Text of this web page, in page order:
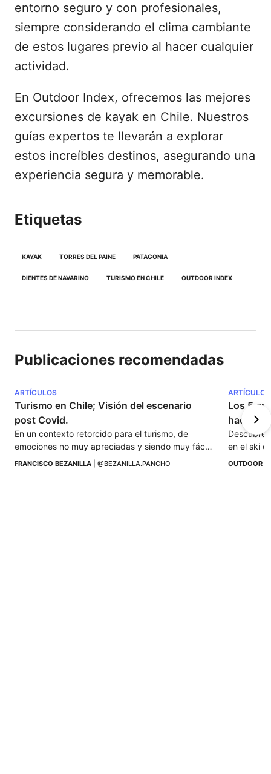
entorno seguro y con profesionales,
siempre considerando el clima cambiante
de estos lugares previo al hacer cualquier
actividad.
En Outdoor Index, ofrecemos las mejores
excursiones de kayak en Chile. Nuestros
guías expertos te llevarán a explorar
estos increíbles destinos, asegurando una
experiencia segura y memorable.
Etiquetas
KAYAK TORRES DEL PAINE PATAGONIA
DIENTES DE NAVARINO TURISMO EN CHILE OUTDOOR INDEX
Publicaciones recomendadas
ARTÍCULOS
Turismo en Chile; Visión del escenario
post Covid.
En un contexto retorcido para el turismo, de
emociones no muy apreciadas y siendo muy fácil
caer un pesimismo improductivo y finalmente
FRANCISCO BEZANILLA @BEZANILLA.PANCHO
ARTÍCULOS
Los 5
hacen
Descubre
en el ski
para
OUTDOOR